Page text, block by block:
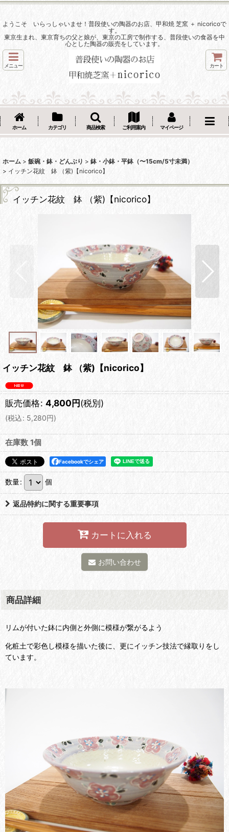
ようこそ いらっしゃいませ！普段使いの陶器のお店、甲和焼 芝窯 ＋ nicoricoで
す。
東京生まれ、東京育ちの父と娘が、東京の工房で制作する、普段使いの食器を中
心とした陶器の販売をしています。
メニュー カート
ホーム カテゴリ 商品検索 ご利用案内 マイページ
ホーム > 飯碗・鉢・どんぶり > 鉢・小鉢・平鉢（〜15cm/5寸未満）
> イッチン花紋 鉢 （紫)【nicorico】
イッチン花紋 鉢 （紫)【nicorico】
イッチン花紋 鉢 （紫)【nicorico】
販売価格: 4,800円(税別)
(税込: 5,280円)
在庫数 1個
Facebookでシェア
数量: 個
返品特約に関する重要事項
カートに入れる
お問い合わせ
商品詳細
リムが付いた鉢に内側と外側に模様が繋がるよう
化粧土で彩色し模様を描いた後に、更にイッチン技法で縁取りをし
ています。